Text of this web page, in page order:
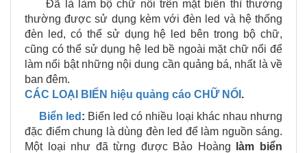
Đã là làm bộ chữ nổi trên mặt biển thì thường
thường được sử dụng kèm với đèn led và hệ thống
đèn led, có thể sử dụng hệ led bên trong bộ chữ,
cũng có thể sử dụng hệ led bề ngoài mặt chữ nổi để
làm nổi bật những nội dung cần quảng bá, nhất là về
ban đêm.
CÁC LOẠI BIỂN hiệu quảng cáo CHỮ NỔI .
Biển led : Biển led có nhiều loại khác nhau nhưng
đặc điểm chung là dùng đèn led để làm nguồn sáng.
Một loại như đã từng được Bảo Hoàng
làm biển